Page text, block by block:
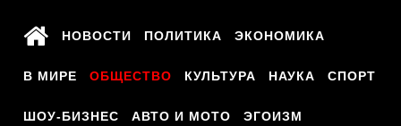
НОВОСТИ ПОЛИТИКА ЭКОНОМИКА
В МИРЕ ОБЩЕСТВО КУЛЬТУРА НАУКА СПОРТ
ШОУ-БИЗНЕС АВТО И МОТО ЭГОИЗМ